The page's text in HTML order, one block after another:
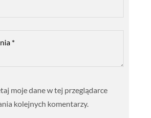
moje dane w tej przeglądarce
kolejnych komentarzy.